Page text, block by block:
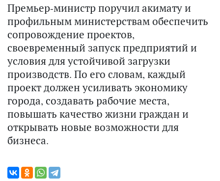
Премьер-министр поручил акимату и
профильным министерствам обеспечить
сопровождение проектов,
своевременный запуск предприятий и
условия для устойчивой загрузки
производств. По его словам, каждый
проект должен усиливать экономику
города, создавать рабочие места,
повышать качество жизни граждан и
открывать новые возможности для
бизнеса.